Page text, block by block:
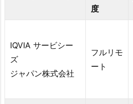
度
IQVIA サービシー
ズ
ジャパン株式会社
フルリモ
ート